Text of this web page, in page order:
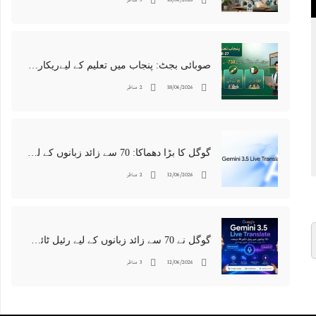
18/06/2026 2 مناظر
12/06/2026 2 مناظر
12/06/2026 3 مناظر